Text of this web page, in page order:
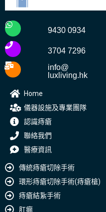
9430 0934
3704 7296
info@
luxliving.hk
Home
儀器設施及專業團隊
認識痔瘡
聯絡我們
醫療資訊
傳統痔瘡切除手術
環形痔瘡切除手術(痔瘡槍)
痔瘡結紥手術
肛瘺